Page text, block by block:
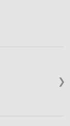
❯